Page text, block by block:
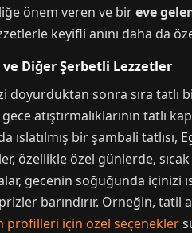
önem veren ve bireve
keyifli anını daha da
ve Diğer Şerbetli Lezzetler
sonra sıra tatlı
atıştırmalıklarının tatlı
ıslatılmış bir şambali
özellikle özel günlerde,
gecenin soğuğunda içinizi
barındırır. Örneğin, tatil
profilleri için özel seçenekler